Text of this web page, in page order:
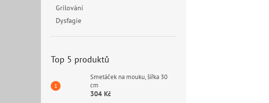
Grilování
Dysfagie
Top 5 produktů
Smetáček na mouku, šířka 30
cm
304 Kč